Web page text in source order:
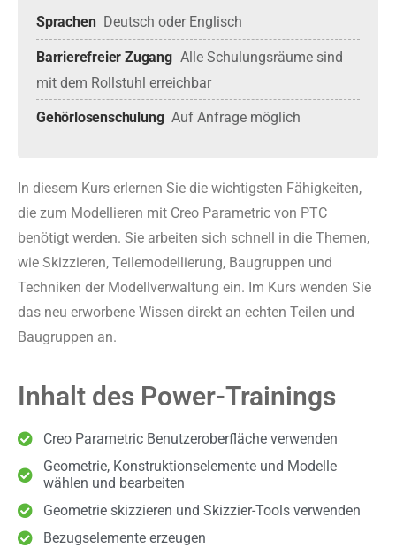
Sprachen Deutsch oder Englisch
Barrierefreier Zugang Alle Schulungsräume sind
mit dem Rollstuhl erreichbar
Gehörlosenschulung Auf Anfrage möglich
In diesem Kurs erlernen Sie die wichtigsten Fähigkeiten,
die zum Modellieren mit Creo Parametric von PTC
benötigt werden. Sie arbeiten sich schnell in die Themen,
wie Skizzieren, Teilemodellierung, Baugruppen und
Techniken der Modellverwaltung ein. Im Kurs wenden Sie
das neu erworbene Wissen direkt an echten Teilen und
Baugruppen an.
Inhalt des Power-Trainings
Creo Parametric Benutzeroberfläche verwenden
Geometrie, Konstruktionselemente und Modelle
wählen und bearbeiten
Geometrie skizzieren und Skizzier-Tools verwenden
Bezugselemente erzeugen